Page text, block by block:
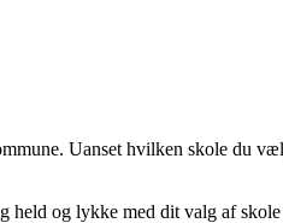
Uanset hvilken skole du
held og lykke med dit valg af